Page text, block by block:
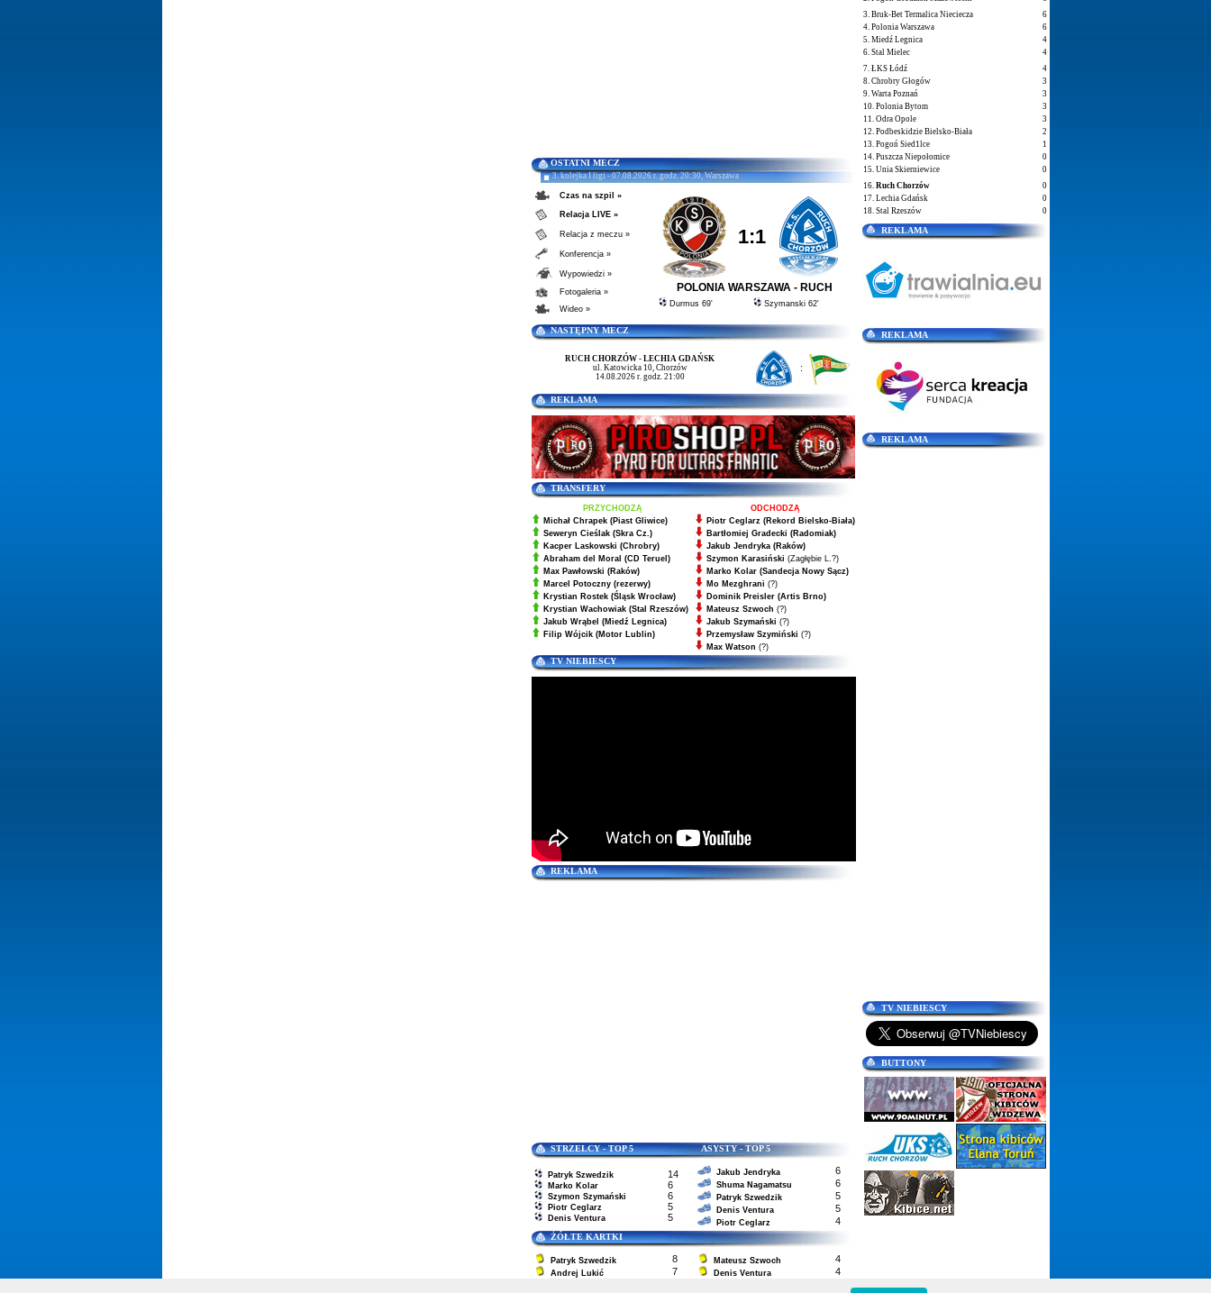
OSTATNI MECZ
3. kolejka I ligi - 07.08.2026 r. godz. 20:30, Warszawa
Czas na szpil »
Relacja LIVE »
Relacja z meczu »
Konferencja »
Wypowiedzi »
Fotogaleria »
Wideo »
1:1
POLONIA WARSZAWA - RUCH
Durmus 69' Szymanski 62'
NASTĘPNY MECZ
RUCH CHORZÓW - LECHIA GDAŃSK
ul. Katowicka 10, Chorzów
14.08.2026 r. godz. 21:00
:
REKLAMA
TRANSFERY
PRZYCHODZĄ
Michał Chrapek (Piast Gliwice)
Seweryn Cieślak (Skra Cz.)
Kacper Laskowski (Chrobry)
Abraham del Moral (CD Teruel)
Max Pawłowski (Raków)
Marcel Potoczny (rezerwy)
Krystian Rostek (Śląsk Wrocław)
Krystian Wachowiak (Stal Rzeszów)
Jakub Wrąbel (Miedź Legnica)
Filip Wójcik (Motor Lublin)
ODCHODZĄ
Piotr Ceglarz (Rekord Bielsko-Biała)
Bartłomiej Gradecki (Radomiak)
Jakub Jendryka (Raków)
Szymon Karasiński (Zagłębie L.?)
Marko Kolar (Sandecja Nowy Sącz)
Mo Mezghrani (?)
Dominik Preisler (Artis Brno)
Mateusz Szwoch (?)
Jakub Szymański (?)
Przemysław Szymiński (?)
Max Watson (?)
TV NIEBIESCY
REKLAMA
STRZELCY - TOP 5 ASYSTY - TOP 5
Patryk Szwedzik 14
Marko Kolar 6
Szymon Szymański 6
Piotr Ceglarz 5
Denis Ventura 5
Jakub Jendryka 6
Shuma Nagamatsu 6
Patryk Szwedzik 5
Denis Ventura 5
Piotr Ceglarz 4
ŻÓŁTE KARTKI
Patryk Szwedzik 8
Andrej Lukić 7
Mateusz Szwoch 4
Denis Ventura 4
3. Bruk-Bet Termalica Nieciecza
6
4. Polonia Warszawa
6
5. Miedź Legnica
4
6. Stal Mielec
4
7. ŁKS Łódź
4
8. Chrobry Głogów
3
9. Warta Poznań
3
10. Polonia Bytom
3
11. Odra Opole
3
12. Podbeskidzie Bielsko-Biała
2
13. Pogoń Sied1lce
1
14. Puszcza Niepołomice
0
15. Unia Skierniewice
0
16. Ruch Chorzów
0
17. Lechia Gdańsk
0
18. Stal Rzeszów
0
REKLAMA
REKLAMA
REKLAMA
TV NIEBIESCY
BUTTONY